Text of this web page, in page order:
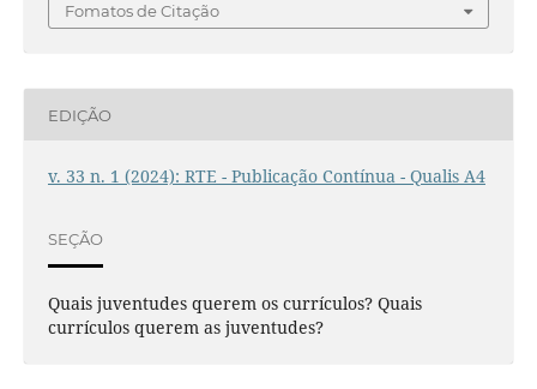
Fomatos de Citação
EDIÇÃO
v. 33 n. 1 (2024): RTE - Publicação Contínua - Qualis A4
SEÇÃO
Quais juventudes querem os currículos? Quais
currículos querem as juventudes?